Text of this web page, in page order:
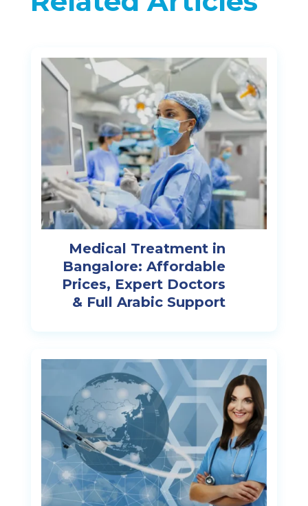
Medical Treatment in
Bangalore: Affordable
Prices, Expert Doctors
& Full Arabic Support